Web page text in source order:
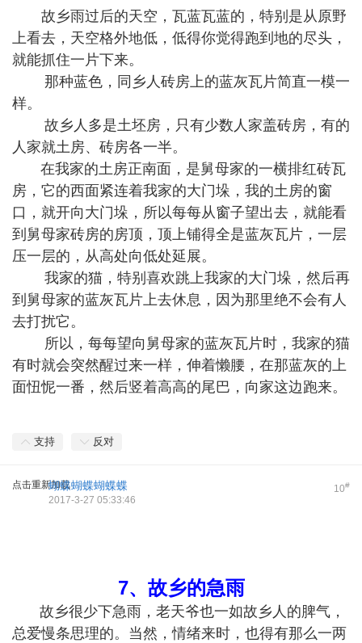
故乡雨过后的天空，瓦蓝瓦蓝的，特别是从原野
上看去，天空格外地低，低得你觉得跑到地的尽头，
就能抓住一片下来。
那种蓝色，同乡人砖房上的蓝灰瓦片简直一模一
样。
故乡人多是土坯房，只有少数人家盖砖房，有的
人家就土房、砖房各一半。
在我家的土房正南面，是舅母家的一横排红砖瓦
房，它的西面紧连着我家的大门垛，我的土房的窗
口，就开向大门垛，所以每每从窗子望出去，就能看
到舅母家砖房的房顶，顶上铺得全是蓝灰瓦片，一层
压一层的，从高处向低处延展。
我家的猫，特别喜欢跳上我家的大门垛，然后再
到舅母家的蓝灰瓦片上去休息，因为那里绝不会有人
去打扰它。
所以，每每望向舅母家的蓝灰瓦片时，我家的猫
有时就会突然醒过来一样，伸着懒腰，在那蓝灰的上
面忸怩一番，然后竖着高高的尾巴，向家这边跑来。
支持 反对
点击重新加载 10#
蝴蝶蝴蝶蝴蝶蝶
2017-3-27 05:33:46
7、故乡的急雨
故乡很少下急雨，老天爷也一如故乡人的脾气，
总爱慢条思理的。当然，情绪来时，也得有那么一两